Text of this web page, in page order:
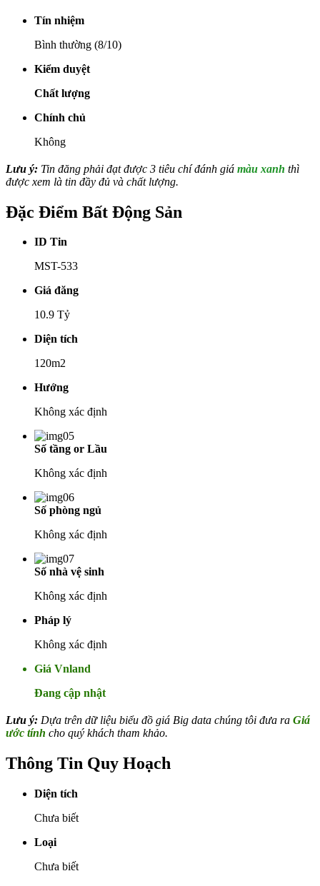
Tín nhiệm
Bình thường (8/10)
Kiểm duyệt
Chất lượng
Chính chủ
Không
Lưu ý: Tin đăng phải đạt được 3 tiêu chí đánh giá màu xanh thì
được xem là tin đầy đủ và chất lượng.
Đặc Điểm Bất Động Sản
ID Tin
MST-533
Giá đăng
10.9 Tỷ
Diện tích
120m2
Hướng
Không xác định
Số tầng or Lầu
Không xác định
Số phòng ngủ
Không xác định
Số nhà vệ sinh
Không xác định
Pháp lý
Không xác định
Giá Vnland
Đang cập nhật
Lưu ý: Dựa trên dữ liệu biểu đồ giá Big data chúng tôi đưa ra Giá
ước tính cho quý khách tham khảo.
Thông Tin Quy Hoạch
Diện tích
Chưa biết
Loại
Chưa biết